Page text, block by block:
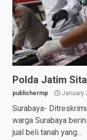
Polda Jatim
publishermp January
Surabaya-
warga Surabaya
jual beli tanah yang...